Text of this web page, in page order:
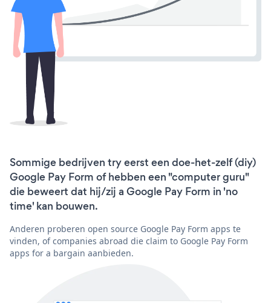
Sommige bedrijven try eerst een doe-het-zelf (diy)
Google Pay Form of hebben een "computer guru"
die beweert dat hij/zij a Google Pay Form in 'no
time' kan bouwen.
Anderen proberen open source Google Pay Form apps te
vinden, of companies abroad die claim to Google Pay Form
apps for a bargain aanbieden.